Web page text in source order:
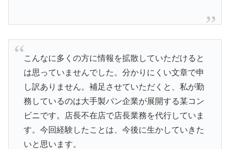
こんなに多くの方に情報を拡散していただけると
は思っていませんでした。分かりにくい文章で申
し訳ありません。補足させていただくと、私が勤
務しているのは大手製パン企業が展開する某コン
ビニです。店長不在店で店長業務を代行していま
す。今回経験したことは、今後に生かしていきた
いと思います。